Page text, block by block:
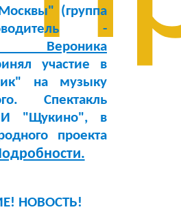
(группа
-
Вероника
участие в
на музыку
Спектакль
"Щукино", в
проекта
НОВОСТЬ!